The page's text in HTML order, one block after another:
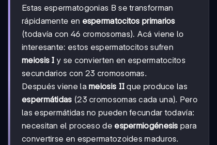
Estas espermatogonias B se transforman
rápidamente en espermatocitos primarios
(todavía con 46 cromosomas). Acá viene lo
interesante: estos espermatocitos sufren
meiosis I y se convierten en espermatocitos
secundarios con 23 cromosomas.
Después viene lameiosis II que produce las
espermátidas (23 cromosomas cada una). Pero
las espermátidas no pueden fecundar todavía:
necesitan el proceso deespermiogénesis para
convertirse en espermatozoides maduros.